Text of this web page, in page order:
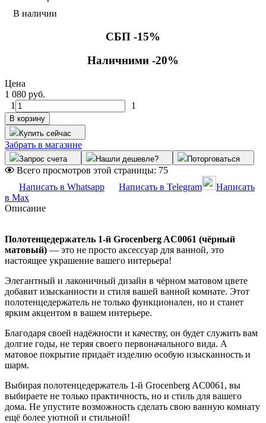
В наличии
СБП -15%
Наличними -20%
Цена
1 080 руб.
1
1
В корзину
Купить сейчас
Забрать в магазине
Запрос счета Нашли дешевле? Поторговаться
Всего просмотров этой страницы: 75
Написать в Whatsapp
Написать в Telegram
Написать
в Max
Описание
Полотенцедержатель 1-й Grocenberg AC0061 (чёрный
матовый) — это не просто аксессуар для ванной, это
настоящее украшение вашего интерьера!
Элегантный и лаконичный дизайн в чёрном матовом цвете
добавит изысканности и стиля вашей ванной комнате. Этот
полотенцедержатель не только функционален, но и станет
ярким акцентом в вашем интерьере.
Благодаря своей надёжности и качеству, он будет служить вам
долгие годы, не теряя своего первоначального вида. А
матовое покрытие придаёт изделию особую изысканность и
шарм.
Выбирая полотенцедержатель 1-й Grocenberg AC0061, вы
выбираете не только практичность, но и стиль для вашего
дома. Не упустите возможность сделать свою ванную комнату
ещё более уютной и стильной!